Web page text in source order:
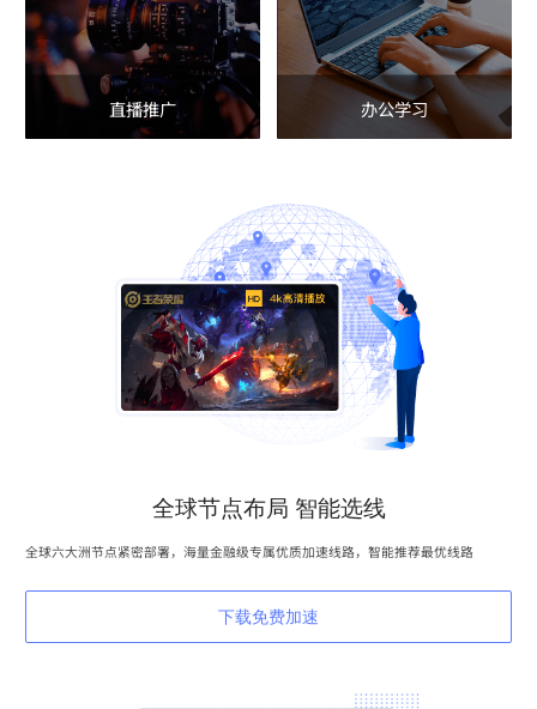
直播推广 办公学习
全球节点布局 智能选线
全球六大洲节点紧密部署，海量金融级专属优质加速线路，智能推荐最优线路
下载免费加速